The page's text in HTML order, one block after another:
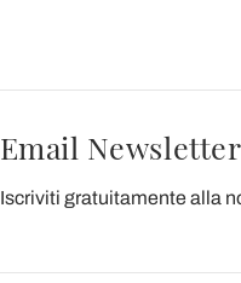
Email Newsletter
Iscriviti gratuitamente alla